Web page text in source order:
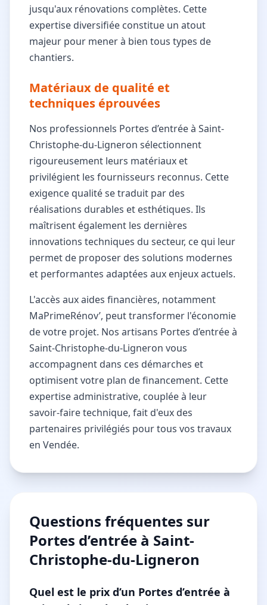
jusqu'aux rénovations complètes. Cette
expertise diversifiée constitue un atout
majeur pour mener à bien tous types de
chantiers.
Matériaux de qualité et
techniques éprouvées
Nos professionnels Portes d’entrée à Saint-
Christophe-du-Ligneron sélectionnent
rigoureusement leurs matériaux et
privilégient les fournisseurs reconnus. Cette
exigence qualité se traduit par des
réalisations durables et esthétiques. Ils
maîtrisent également les dernières
innovations techniques du secteur, ce qui leur
permet de proposer des solutions modernes
et performantes adaptées aux enjeux actuels.
L'accès aux aides financières, notamment
MaPrimeRénov’, peut transformer l'économie
de votre projet. Nos artisans Portes d’entrée à
Saint-Christophe-du-Ligneron vous
accompagnent dans ces démarches et
optimisent votre plan de financement. Cette
expertise administrative, couplée à leur
savoir-faire technique, fait d'eux des
partenaires privilégiés pour tous vos travaux
en Vendée.
Questions fréquentes sur
Portes d’entrée à Saint-
Christophe-du-Ligneron
Quel est le prix d’un Portes d’entrée à